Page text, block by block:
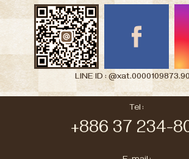
LINE ID :
Tel :
+886 37 234-